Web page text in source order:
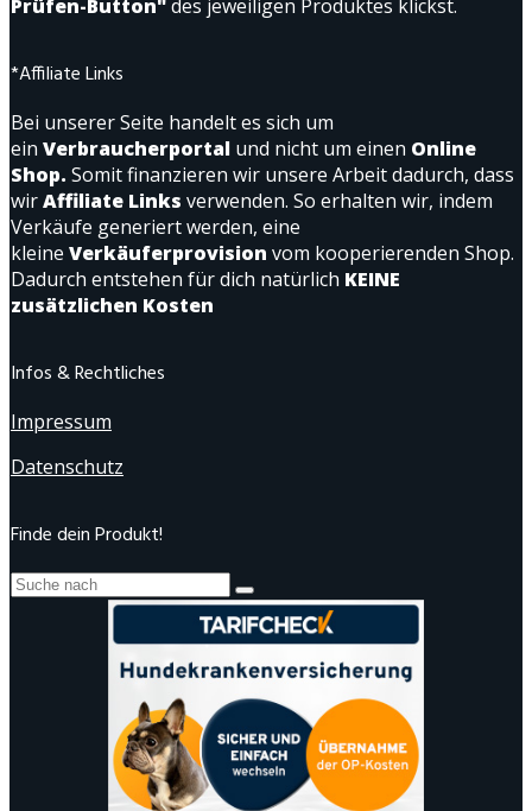
Prüfen-Button"des jeweiligen Produktes klickst.
*Affiliate Links
Bei unserer Seite handelt es sich um
ein Verbraucherportal und nicht um einen Online
Shop. Somit finanzieren wir unsere Arbeit dadurch, dass
wirAffiliate Links verwenden. So erhalten wir, indem
Verkäufe generiert werden, eine
kleine Verkäuferprovision vom kooperierenden Shop.
Dadurch entstehen für dich natürlich KEINE
zusätzlichen Kosten
Infos & Rechtliches
Impressum
Datenschutz
Finde dein Produkt!